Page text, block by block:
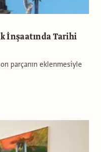
İnşaatında Tarihi
parçanın eklenmesiyle